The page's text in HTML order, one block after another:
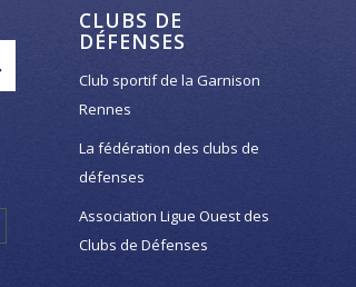
CLUBS DE
DÉFENSES
Club sportif de la Garnison
Rennes
La fédération des clubs de
défenses
Association Ligue Ouest des
Clubs de Défenses